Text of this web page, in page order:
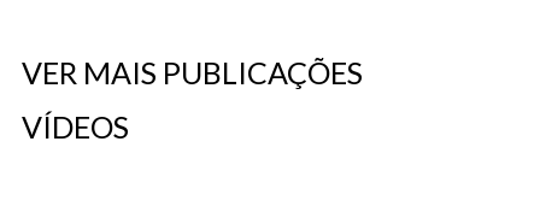
VER MAIS PUBLICAÇÕES
VÍDEOS